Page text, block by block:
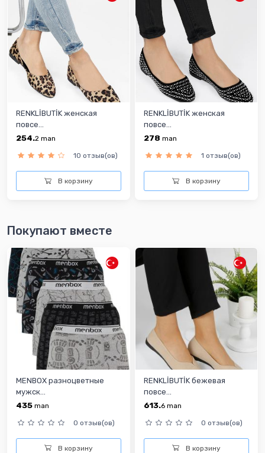
RENKLİBUTİK женская
повсе...
254.2 man
10 отзыв(ов)
В корзину
RENKLİBUTİK женская
повсе...
278 man
1 отзыв(ов)
В корзину
Покупают вместе
MENBOX разноцветные
мужск...
435 man
0 отзыв(ов)
В корзину
RENKLİBUTİK бежевая
повсе...
613.6 man
0 отзыв(ов)
В корзину